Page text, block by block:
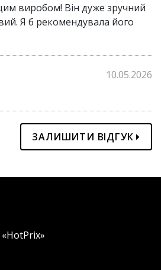
виробом! Він дуже зручний
Я б рекомендувала його
10.05.2026
ЗАЛИШИТИ ВІДГУК